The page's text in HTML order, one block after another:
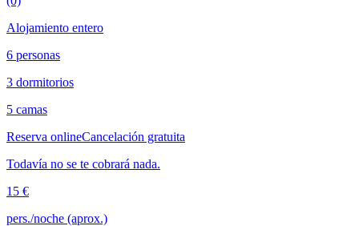
Alojamiento entero
6 personas
3 dormitorios
5 camas
Reserva onlineCancelación gratuita
Todavía no se te cobrará nada.
15 €
pers./noche (aprox.)